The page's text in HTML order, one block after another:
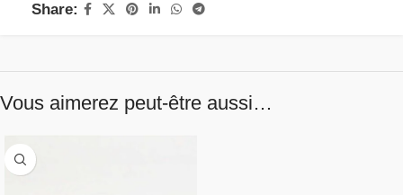
Share:
Vous aimerez peut-être aussi…